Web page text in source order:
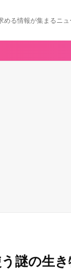
る情報が集まるニュ
謎の生